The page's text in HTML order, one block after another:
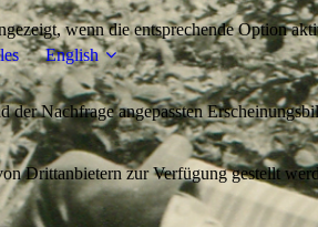
English
wenn die entsprechende Option
Nachfrage angepassten
Drittanbietern zur Verfügung gestellt